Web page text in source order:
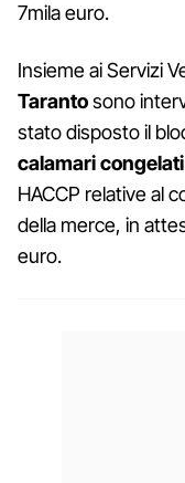
7mila euro.
Insieme ai Servizi
Tarantosono
stato disposto il
calamari congelati
HACCP relative al
della merce, in
euro.